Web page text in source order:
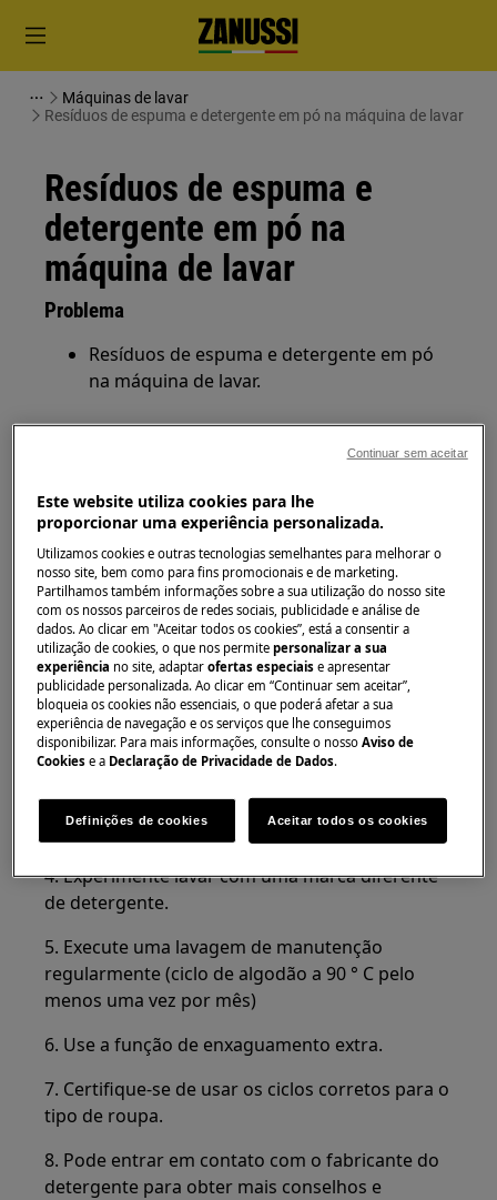
Máquinas de lavar
Resíduos de espuma e detergente em pó na máquina de lavar
Resíduos de espuma e
detergente em pó na
máquina de lavar
Problema
Resíduos de espuma e detergente em pó
na máquina de lavar.
Máquina de lavar e secar
Solução
1. Limpe a máquina - execute lavagens repetidas
na temperatura mais alta sem detergente, até
que não produza mais espuma. (Pode ser
necessário fazer isso várias vezes).
2. Limpe a máquina com um limpa máquinas.
fabricante do detergente em pó sobre a
dosagem.
4. Experimente lavar com uma marca diferente
de detergente.
5. Execute uma lavagem de manutenção
regularmente (ciclo de algodão a 90 ° C pelo
menos uma vez por mês)
6. Use a função de enxaguamento extra.
7. Certifique-se de usar os ciclos corretos para o
tipo de roupa.
8. Pode entrar em contato com o fabricante do
detergente para obter mais conselhos e
Este website utiliza cookies para lhe
proporcionar uma experiência personalizada.
Utilizamos cookies e outras tecnologias semelhantes para melhorar o
nosso site, bem como para fins promocionais e de marketing.
Partilhamos também informações sobre a sua utilização do nosso site
com os nossos parceiros de redes sociais, publicidade e análise de
dados. Ao clicar em "Aceitar todos os cookies”, está a consentir a
utilização de cookies, o que nos permitepersonalizar a sua
experiência no site, adaptarofertas especiaise apresentar
publicidade personalizada. Ao clicar em “Continuar sem aceitar”,
bloqueia os cookies não essenciais, o que poderá afetar a sua
experiência de navegação e os serviços que lhe conseguimos
disponibilizar. Para mais informações, consulte o nossoAviso de
Cookies e a Declaração de Privacidade de Dados.
Definições de cookies Aceitar todos os cookies
Continuar sem aceitar